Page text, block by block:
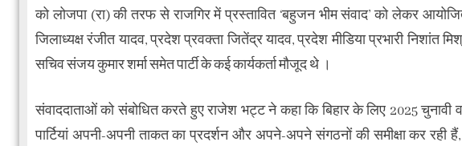
को लोजपा (रा) की तरफ से राजगिर में प्रस्तावित ‘बहुजन भीम संवाद’ को लेकर आयोजित
जिलाध्यक्ष रंजीत यादव, प्रदेश प्रवक्ता जितेंद्र यादव, प्रदेश मीडिया प्रभारी निशांत
सचिव संजय कुमार शर्मा समेत पार्टी के कई कार्यकर्ता मौजूद थे ।
संवाददाताओं को संबोधित करते हुए राजेश भट्ट ने कहा कि बिहार के लिए 2025 चुनावी
पार्टियां अपनी-अपनी ताकत का प्रदर्शन और अपने-अपने संगठनों की समीक्षा कर रही हैं,